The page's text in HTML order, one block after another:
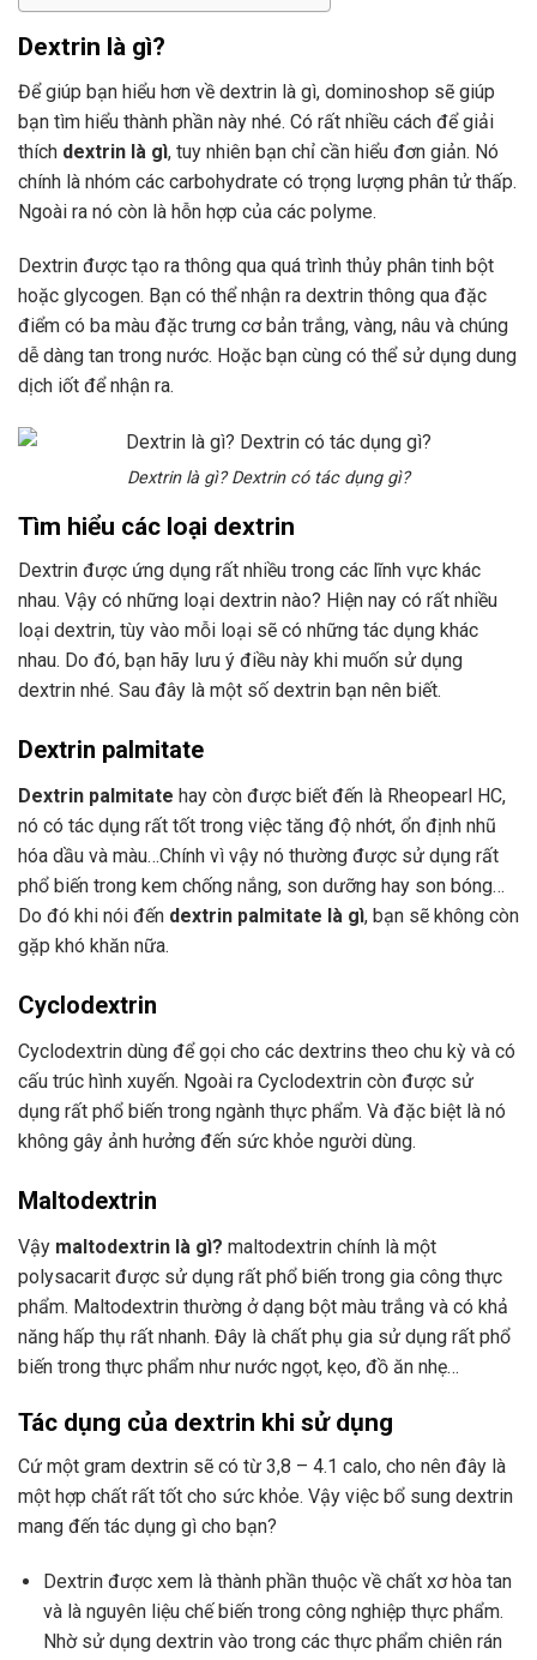
Dextrin là gì?
Để giúp bạn hiểu hơn về dextrin là gì, dominoshop sẽ giúp
bạn tìm hiểu thành phần này nhé. Có rất nhiều cách để giải
thích dextrin là gì, tuy nhiên bạn chỉ cần hiểu đơn giản. Nó
chính là nhóm các carbohydrate có trọng lượng phân tử thấp.
Ngoài ra nó còn là hỗn hợp của các polyme.
Dextrin được tạo ra thông qua quá trình thủy phân tinh bột
hoặc glycogen. Bạn có thể nhận ra dextrin thông qua đặc
điểm có ba màu đặc trưng cơ bản trắng, vàng, nâu và chúng
dễ dàng tan trong nước. Hoặc bạn cùng có thể sử dụng dung
dịch iốt để nhận ra.
Dextrin là gì? Dextrin có tác dụng gì?
Tìm hiểu các loại dextrin
Dextrin được ứng dụng rất nhiều trong các lĩnh vực khác
nhau. Vậy có những loại dextrin nào? Hiện nay có rất nhiều
loại dextrin, tùy vào mỗi loại sẽ có những tác dụng khác
nhau. Do đó, bạn hãy lưu ý điều này khi muốn sử dụng
dextrin nhé. Sau đây là một số dextrin bạn nên biết.
Dextrin palmitate
Dextrin palmitate hay còn được biết đến là Rheopearl HC,
nó có tác dụng rất tốt trong việc tăng độ nhớt, ổn định nhũ
hóa dầu và màu…Chính vì vậy nó thường được sử dụng rất
phổ biến trong kem chống nắng, son dưỡng hay son bóng…
Do đó khi nói đến dextrin palmitate là gì, bạn sẽ không còn
gặp khó khăn nữa.
Cyclodextrin
Cyclodextrin dùng để gọi cho các dextrins theo chu kỳ và có
cấu trúc hình xuyến. Ngoài ra Cyclodextrin còn được sử
dụng rất phổ biến trong ngành thực phẩm. Và đặc biệt là nó
không gây ảnh hưởng đến sức khỏe người dùng.
Maltodextrin
Vậy maltodextrin là gì? maltodextrin chính là một
polysacarit được sử dụng rất phổ biến trong gia công thực
phẩm. Maltodextrin thường ở dạng bột màu trắng và có khả
năng hấp thụ rất nhanh. Đây là chất phụ gia sử dụng rất phổ
biến trong thực phẩm như nước ngọt, kẹo, đồ ăn nhẹ…
Tác dụng của dextrin khi sử dụng
Cứ một gram dextrin sẽ có từ 3,8 – 4.1 calo, cho nên đây là
một hợp chất rất tốt cho sức khỏe. Vậy việc bổ sung dextrin
mang đến tác dụng gì cho bạn?
Dextrin được xem là thành phần thuộc về chất xơ hòa tan
và là nguyên liệu chế biến trong công nghiệp thực phẩm.
Nhờ sử dụng dextrin vào trong các thực phẩm chiên rán